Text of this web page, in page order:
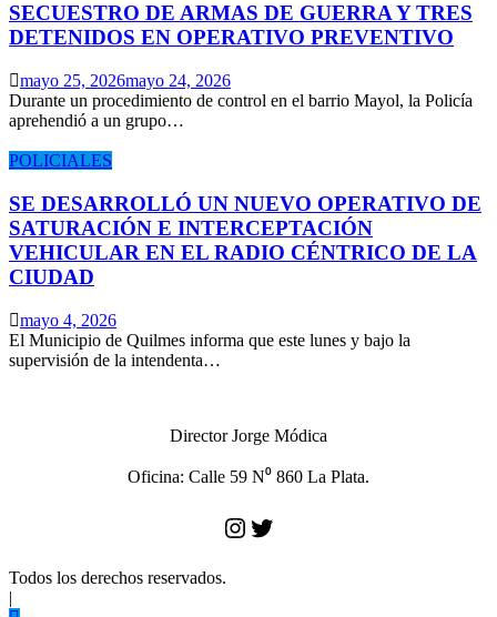
SECUESTRO DE ARMAS DE GUERRA Y TRES
DETENIDOS EN OPERATIVO PREVENTIVO
mayo 25, 2026mayo 24, 2026
Durante un procedimiento de control en el barrio Mayol, la Policía
aprehendió a un grupo…
POLICIALES
SE DESARROLLÓ UN NUEVO OPERATIVO DE
SATURACIÓN E INTERCEPTACIÓN
VEHICULAR EN EL RADIO CÉNTRICO DE LA
CIUDAD
mayo 4, 2026
El Municipio de Quilmes informa que este lunes y bajo la
supervisión de la intendenta…
Director Jorge Módica
Oficina: Calle 59 N⁰ 860 La Plata.
Instagram
Twitter
Todos los derechos reservados.
|